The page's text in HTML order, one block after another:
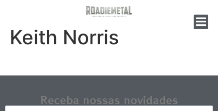
Keith Norris
Receba nossas novidades